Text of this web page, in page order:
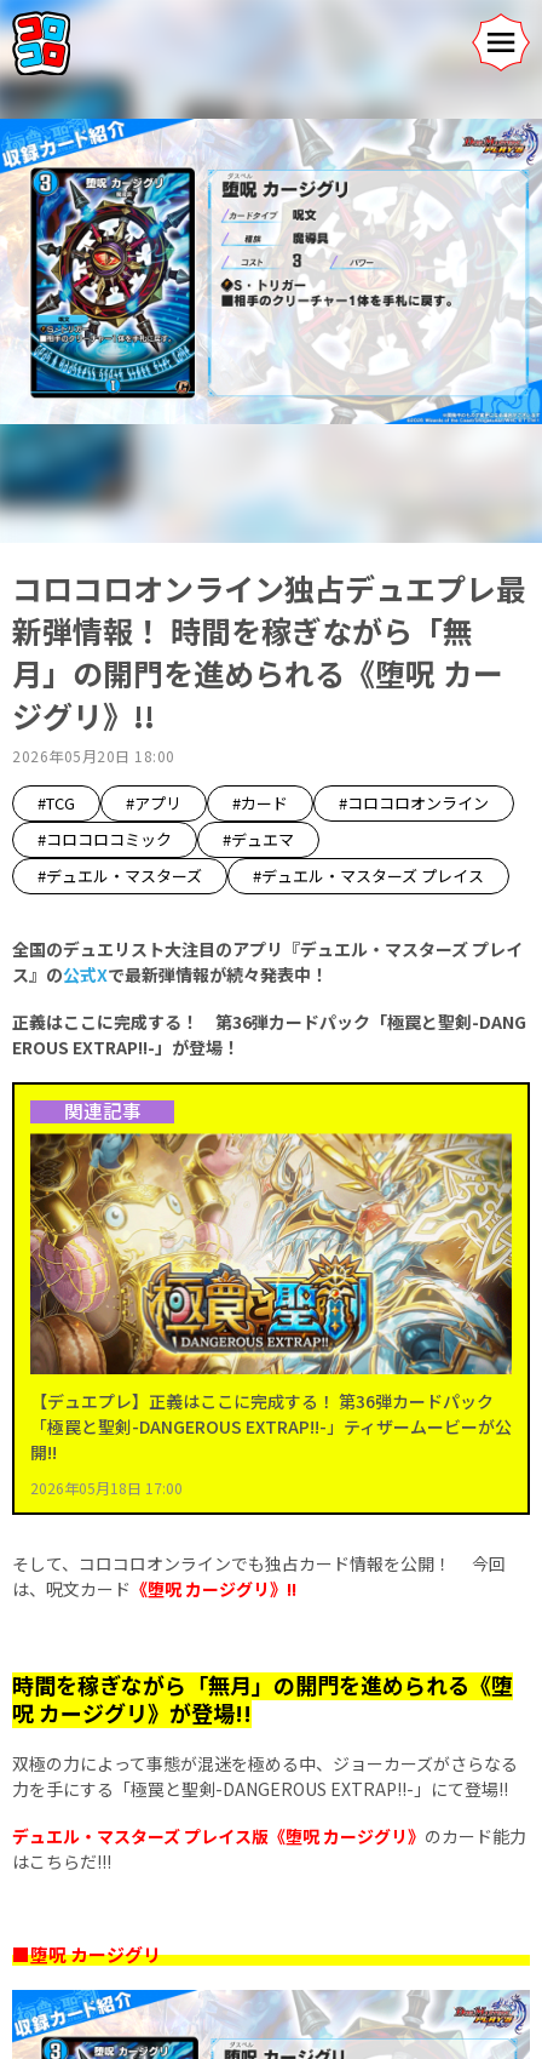
コロコロオンライン独占デュエプレ最
新弾情報！ 時間を稼ぎながら「無
月」の開門を進められる《堕呪 カー
ジグリ》!!
2026年05月20日 18:00
#TCG #アプリ #カード
#コロコロオンライン
#コロコロコミック
#デュエマ
#デュエル・マスターズ
#デュエル・マスターズ プレイス
全国のデュエリスト大注目のアプリ『デュエル・マスターズ プレイ
ス』の公式Xで最新弾情報が続々発表中！
正義はここに完成する！ 第36弾カードパック「極罠と聖剣-DANG
EROUS EXTRAP!!-」が登場！
関連記事
【デュエプレ】正義はここに完成する！ 第36弾カードパック
「極罠と聖剣-DANGEROUS EXTRAP!!-」ティザームービーが公
開!!
2026年05月18日 17:00
そして、コロコロオンラインでも独占カード情報を公開！ 今回
は、呪文カード 《堕呪 カージグリ》 !!
時間を稼ぎながら「無月」の開門を進められる《堕
呪 カージグリ》が登場!!
双極の力によって事態が混迷を極める中、ジョーカーズがさらなる
力を手にする「極罠と聖剣-DANGEROUS EXTRAP!!-」にて登場!!
デュエル・マスターズ プレイス版《堕呪 カージグリ》 のカード能力
はこちらだ!!!
■堕呪 カージグリ